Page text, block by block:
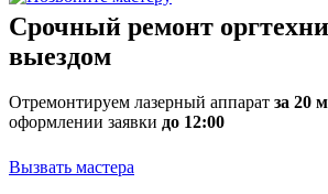
Срочный ремонт
выездом
Отремонтируем лазерный аппарат за 20
оформлении заявки до 12:00
Вызвать мастера